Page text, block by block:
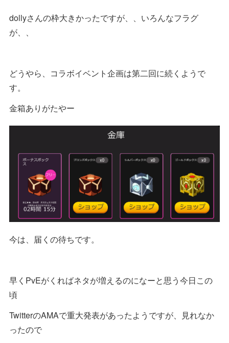
dollyさんの枠大きかったですが、、いろんなフラグ
が、、
どうやら、コラボイベント企画は第二回に続くようで
す。
金箱ありがたやー
今は、届くの待ちです。
早くPvEがくればネタが増えるのになーと思う今日この
頃
TwitterのAMAで重大発表があったようですが、見れなか
ったので